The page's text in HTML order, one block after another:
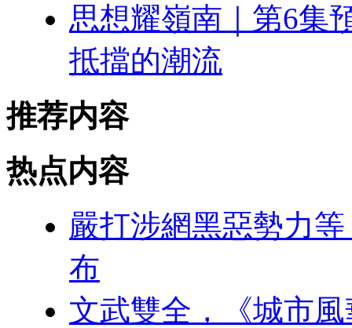
思想耀嶺南｜第6集
抵擋的潮流
推荐内容
热点内容
嚴打涉網黑惡勢力
布
文武雙全，《城市